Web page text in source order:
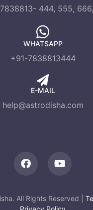
444, 555,
WHATSAPP
+91-7838813444
E-MAIL
help@astrodisha.com
All Rights Reserved |